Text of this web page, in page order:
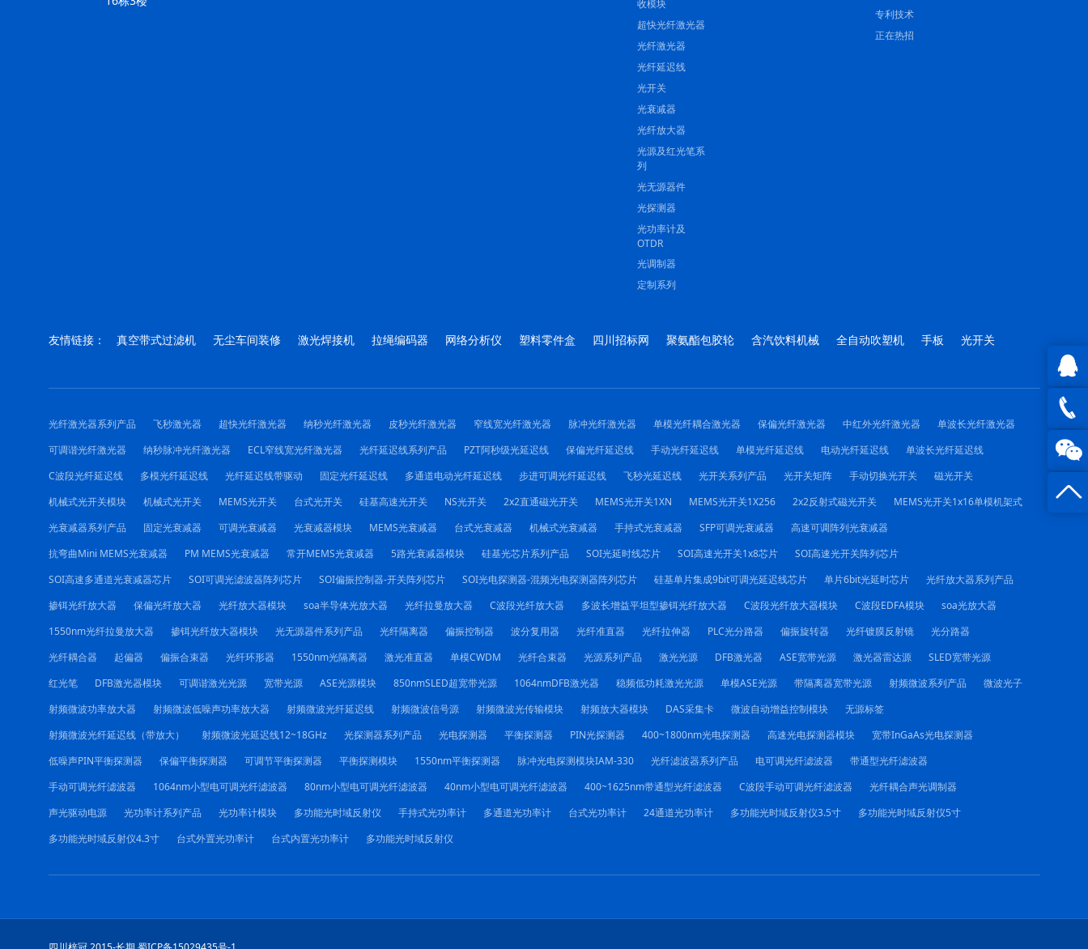
QQ在
线咨询
0816 -
收模块
超快光纤激光器
光纤激光器
光纤延迟线
光开关
光衰减器
光纤放大器
光源及红光笔系
列
光无源器件
光探测器
光功率计及
OTDR
光调制器
定制系列
专利技术
正在热招
友情链接： 真空带式过滤机 无尘车间装修 激光焊接机 拉绳编码器 网络分析仪 塑料零件盒 四川招标网 聚氨酯包胶轮 含汽饮料机械 全自动吹塑机 手板 光开关
光纤激光器系列产品 飞秒激光器 超快光纤激光器 纳秒光纤激光器 皮秒光纤激光器 窄线宽光纤激光器 脉冲光纤激光器 单模光纤耦合激光器 保偏光纤激光器 中红外光纤激光器
单波长光纤激光器
可调谐光纤激光器
纳秒脉冲光纤激光器 ECL窄线宽光纤激光器 光纤延迟线系列产品 PZT阿秒级光延迟线 保偏光纤延迟线 手动光纤延迟线 单模光纤延迟线 电动光纤延迟线
单波长光纤延迟线
C波段光纤延迟线
多模光纤延迟线 光纤延迟线带驱动 固定光纤延迟线 多通道电动光纤延迟线 步进可调光纤延迟线 飞秒光延迟线 光开关系列产品 光开关矩阵 手动切换光开关
磁光开关
机械式光开关模块
机械式光开关 MEMS光开关 台式光开关 硅基高速光开关 NS光开关 2x2直通磁光开关 MEMS光开关1XN MEMS光开关1X256 2x2反射式磁光开关
MEMS光开关1x16单模机架式
光衰减器系列产品
固定光衰减器 可调光衰减器 光衰减器模块 MEMS光衰减器 台式光衰减器 机械式光衰减器 手持式光衰减器 SFP可调光衰减器
高速可调阵列光衰减器
抗弯曲Mini MEMS光衰减器
PM MEMS光衰减器 常开MEMS光衰减器 5路光衰减器模块 硅基光芯片系列产品 SOI光延时线芯片 SOI高速光开关1x8芯片
SOI高速光开关阵列芯片
SOI高速多通道光衰减器芯片
SOI可调光滤波器阵列芯片 SOI偏振控制器-开关阵列芯片 SOI光电探测器-混频光电探测器阵列芯片 硅基单片集成9bit可调光延迟线芯片 单片6bit光延时芯片
光纤放大器系列产品
掺铒光纤放大器
保偏光纤放大器 光纤放大器模块 soa半导体光放大器 光纤拉曼放大器 C波段光纤放大器 多波长增益平坦型掺铒光纤放大器 C波段光纤放大器模块 C波段EDFA模块
soa光放大器
1550nm光纤拉曼放大器
掺铒光纤放大器模块 光无源器件系列产品 光纤隔离器 偏振控制器 波分复用器 光纤准直器 光纤拉伸器 PLC光分路器 偏振旋转器 光纤镀膜反射镜
光分路器
光纤耦合器
起偏器 偏振合束器 光纤环形器 1550nm光隔离器 激光准直器 单模CWDM 光纤合束器 光源系列产品 激光光源 DFB激光器 ASE宽带光源 激光器雷达源
SLED宽带光源
红光笔
DFB激光器模块 可调谐激光光源 宽带光源 ASE光源模块 850nmSLED超宽带光源 1064nmDFB激光器 稳频低功耗激光光源 单模ASE光源 带隔离器宽带光源 射频微波系列产品
微波光子
射频微波功率放大器
射频微波低噪声功率放大器 射频微波光纤延迟线 射频微波信号源 射频微波光传输模块 射频放大器模块 DAS采集卡 微波自动增益控制模块
无源标签
射频微波光纤延迟线（带放大）
射频微波光延迟线12~18GHz 光探测器系列产品 光电探测器 平衡探测器 PIN光探测器 400~1800nm光电探测器 高速光电探测器模块
宽带InGaAs光电探测器
低噪声PIN平衡探测器
保偏平衡探测器 可调节平衡探测器 平衡探测模块 1550nm平衡探测器 脉冲光电探测模块IAM-330 光纤滤波器系列产品 电可调光纤滤波器
带通型光纤滤波器
手动可调光纤滤波器
1064nm小型电可调光纤滤波器 80nm小型电可调光纤滤波器 40nm小型电可调光纤滤波器 400~1625nm带通型光纤滤波器 C波段手动可调光纤滤波器
光纤耦合声光调制器
声光驱动电源
光功率计系列产品 光功率计模块 多功能光时域反射仪 手持式光功率计 多通道光功率计 台式光功率计 24通道光功率计 多功能光时域反射仪3.5寸
多功能光时域反射仪5寸
多功能光时域反射仪4.3寸
台式外置光功率计 台式内置光功率计 多功能光时域反射仪